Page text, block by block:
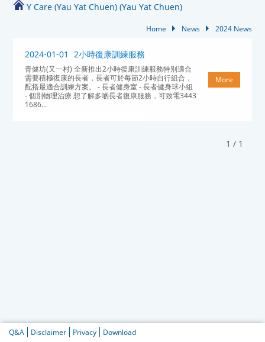
Y Care (Yau Yat Chuen) (Yau Yat Chuen)
Home News 2024 News
2024-01-01 2小時復康訓練服務
青健坊(又一村) 全新推出2小時復康訓練服務特別適合
需要積極復康的長者，長者可於每節2小時自行組合，
配搭最適合訓練方案。 - 長者健身室 - 長者健身球小組
- 個別物理治療 想了解多啲長者復康服務，可致電3443
1686...
More
1 / 1
Q&A Disclaimer Privacy Download